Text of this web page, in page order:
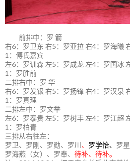
前排中：罗 箭
右6：罗卫东 右5：罗亚拉 右4：罗海曦
1：傅氏嘉宾
左6：罗训森 左5：罗成龙 左4：罗国冰
1：罗胜前
二排右中：罗 华
右6：罗发银 右5：罗扬锋 右4：罗汉泉
1：罗真理
二排左中：罗文举
左6：罗泰贵 左5：罗树丰 左4：罗江超
1：罗柏青
三排从右往左：
罗卫、罗刚、罗勋、罗川 、 罗学怡、 罗
罗海燕（女）、罗奉、 待补、待补。